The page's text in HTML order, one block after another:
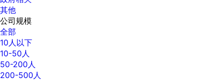
其他
公司规模
全部
10人以下
10-50人
50-200人
200-500人